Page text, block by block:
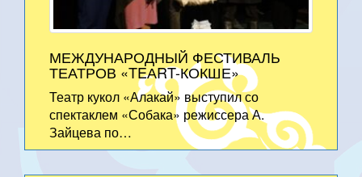
МЕЖДУНАРОДНЫЙ ФЕСТИВАЛЬ
ТЕАТРОВ «TEАRT-КОКШЕ»
Театр кукол «Алакай» выступил со
спектаклем «Собака» режиссера А.
Зайцева по…